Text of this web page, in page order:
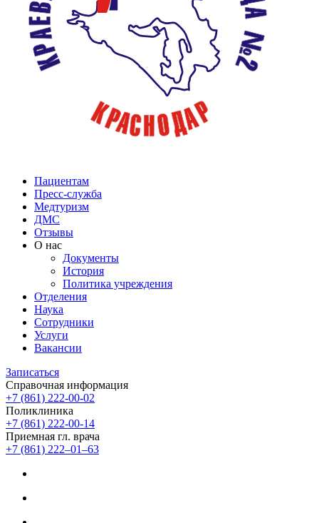
Пациентам
Пресс-служба
Медтуризм
ДМС
Отзывы
О нас
Документы
История
Политика учреждения
Отделения
Наука
Сотрудники
Услуги
Вакансии
Записаться
Справочная информация
+7 (861) 222-00-02
Поликлиника
+7 (861) 222-00-14
Приемная гл. врача
+7 (861) 222‒01‒63